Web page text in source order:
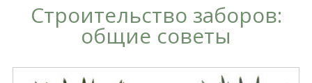
Строительство заборов:
общие советы